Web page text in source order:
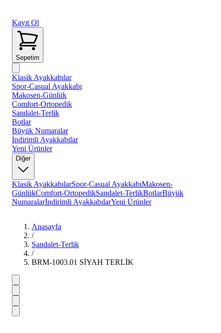
Kayıt Ol
Sepetim
Klasik Ayakkabılar
Spor-Casual Ayakkabı
Makosen-Günlük
Comfort-Ortopedik
Sandalet-Terlik
Botlar
Büyük Numaralar
İndirimli Ayakkabılar
Yeni Ürünler
Diğer
Klasik AyakkabılarSpor-Casual AyakkabıMakosen-
GünlükComfort-OrtopedikSandalet-TerlikBotlarBüyük
Numaralarİndirimli AyakkabılarYeni Ürünler
Anasayfa
/
Sandalet-Terlik
/
BRM-1003.01 SİYAH TERLİK